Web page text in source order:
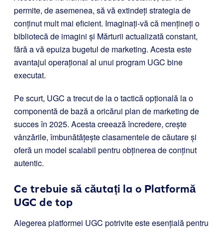
permite, de asemenea, să vă extindeți strategia de
conținut mult mai eficient. Imaginați-vă că mențineți o
bibliotecă de imagini și Mărturii actualizată constant,
fără a vă epuiza bugetul de marketing. Acesta este
avantajul operațional al unui program UGC bine
executat.
Pe scurt, UGC a trecut de la o tactică opțională la o
componentă de bază a oricărui plan de marketing de
succes în 2025. Acesta creează încredere, crește
vânzările, îmbunătățește clasamentele de căutare și
oferă un model scalabil pentru obținerea de conținut
autentic.
Ce trebuie să căutați la o Platformă
UGC de top
Alegerea platformei UGC potrivite este esențială pentru